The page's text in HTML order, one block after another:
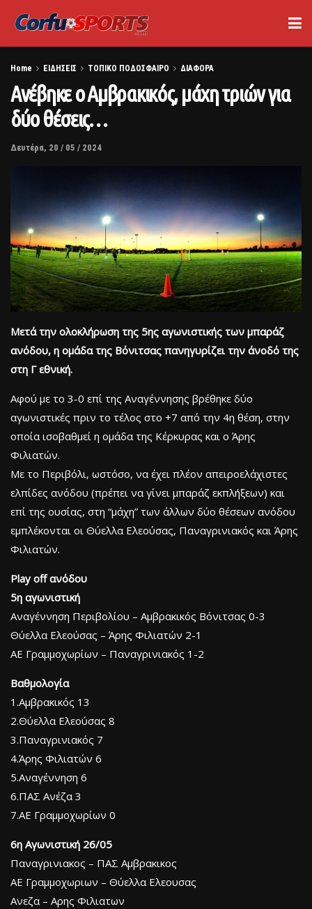
Home ΕΙΔΗΣΕΙΣ ΤΟΠΙΚΟ ΠΟΔΟΣΦΑΙΡΟ ΔΙΑΦΟΡΑ
Ανέβηκε ο Αμβρακικός, μάχη τριών για
δύο θέσεις…
Δευτέρα, 20 / 05 / 2024
Μετά την ολοκλήρωση της 5ης αγωνιστικής των μπαράζ
ανόδου, η ομάδα της Βόνιτσας πανηγυρίζει την άνοδό της
στη Γ εθνική.
Αφού με το 3-0 επί της Αναγέννησης βρέθηκε δύο
αγωνιστικές πριν το τέλος στο +7 από την 4η θέση, στην
οποία ισοβαθμεί η ομάδα της Κέρκυρας και ο Άρης
Φιλιατών.
Με το Περιβόλι, ωστόσο, να έχει πλέον απειροελάχιστες
ελπίδες ανόδου (πρέπει να γίνει μπαράζ εκπλήξεων) και
επί της ουσίας, στη “μάχη” των άλλων δύο θέσεων ανόδου
εμπλέκονται οι Θύελλα Ελεούσας, Παναγρινιακός και Άρης
Φιλιατών.
Play off ανόδου
5η αγωνιστική
Αναγέννηση Περιβολίου – Αμβρακικός Βόνιτσας 0-3
Θύελλα Ελεούσας – Άρης Φιλιατών 2-1
ΑΕ Γραμμοχωρίων – Παναγρινιακός 1-2
Βαθμολογία
1.Αμβρακικός 13
2.Θύελλα Ελεούσας 8
3.Παναγρινιακός 7
4.Άρης Φιλιατών 6
5.Αναγέννηση 6
6.ΠΑΣ Ανέζα 3
7.ΑΕ Γραμμοχωρίων 0
6η Αγωνιστική 26/05
Παναγρινιακος – ΠΑΣ Αμβρακικος
ΑΕ Γραμμοχωριων – Θύελλα Ελεουσας
Ανεζα – Αρης Φιλιατων